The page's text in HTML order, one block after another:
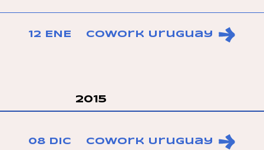
12 ENE CoWork Uruguay
2015
08 DIC CoWork Uruguay